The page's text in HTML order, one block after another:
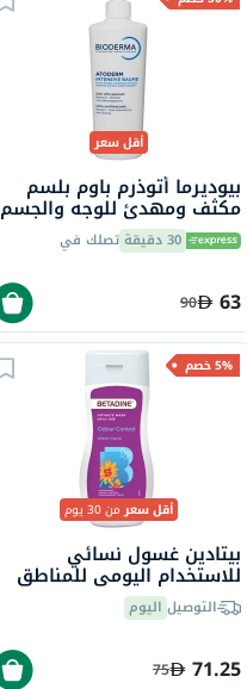
أقل سعر
بيوديرما أتوذرم باوم بلسم
مكثف ومهدئ للوجه والجسم
500 مل 30 دقيقة تصلك في
63
90
5% خصم
أقل سعرمن 30 يوم
بيتادين غسول نسائي
للاستخدام اليومي للمناطق
الحميمية للتحكم في الروائح
بخلاصة البندق 250 مل
التوصيل اليوم
71.25
75